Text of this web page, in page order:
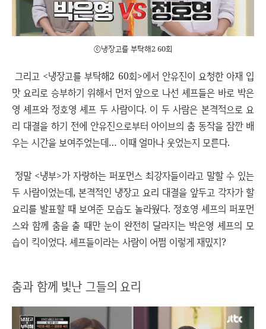
ⓒ냉장고를 부탁해2 60회
그리고 <냉장고를 부탁해2 60회>에서 안유진이 요청한 아재 입
맛 요리로 승부하기 위해서 먼저 앞으로 나선 셰프들은 바로 박은
영 셰프와 정호영 셰프 두 사람이다. 이 두 사람은 본격적으로 요
리 대결을 하기 전에 안유진으로부터 아이브의 춤 동작을 잠깐 배
우는 시간을 보여주었는데… 이때 얼마나 웃었는지 모른다.
정말 <냉부>가 자랑하는 퍼포먼스 최강자들이라고 말할 수 있는
두 사람이었는데, 본격적인 냉장고 요리 대결을 앞두고 각자가 할
요리를 발표할 때 보여준 모습도 놀라웠다. 정호영 셰프의 퍼포먼
스와 함께 춤을 출 때만 눈이 완전히 달라지는 박은영 셰프의 모
습이 킥이었다. 셰프들이라는 사람이 어쩜 이렇게 재밌지?
춤과 함께 빛난 그들의 요리